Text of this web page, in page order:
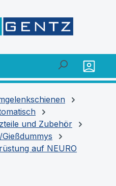
und Zubehör
auf NEURO